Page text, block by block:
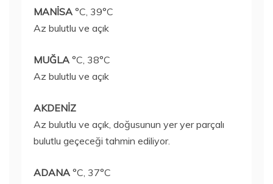
MANİSA °C, 39°C
Az bulutlu ve açık
MUĞLA °C, 38°C
Az bulutlu ve açık
AKDENİZ
Az bulutlu ve açık, doğusunun yer yer parçalı
bulutlu geçeceği tahmin ediliyor.
ADANA °C, 37°C